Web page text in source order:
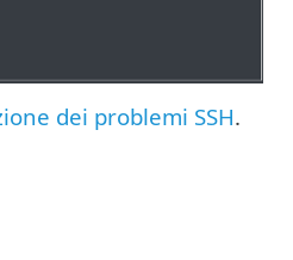
dei problemi SSH.